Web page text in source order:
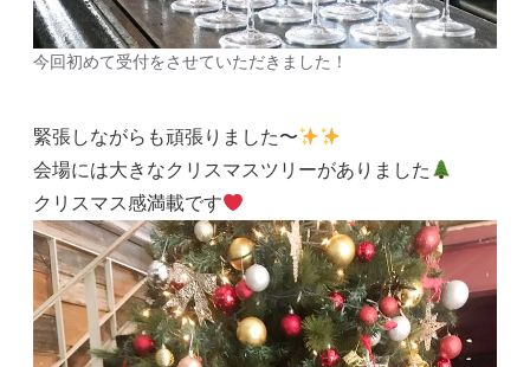
今回初めて受付をさせていただきました！
緊張しながらも頑張りました〜
会場には大きなクリスマスツリーがありました
クリスマス感満載です